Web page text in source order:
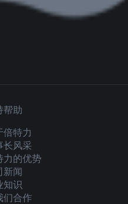
帮助
倍特力
长风采
力的优势
新闻
知识
们合作